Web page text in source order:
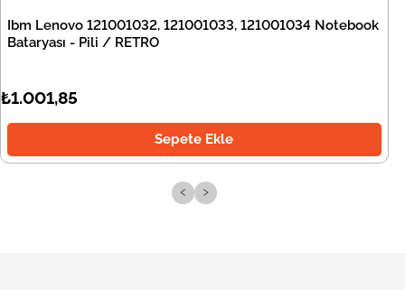
Ibm Lenovo 121001032, 121001033, 121001034 Notebook
Bataryası - Pili / RETRO
₺1.001,85
Sepete Ekle
‹ ›